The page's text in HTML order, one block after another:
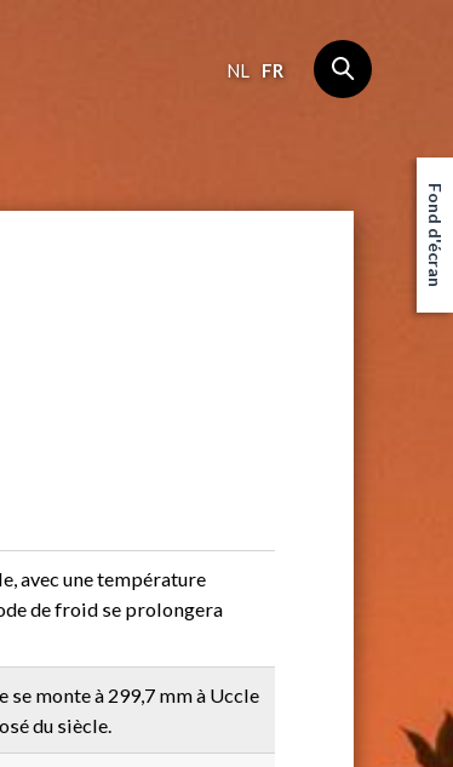
NL FR
avec une température
de froid se prolongera
monte à 299,7 mm à Uccle
du siècle.
Fond d'écran